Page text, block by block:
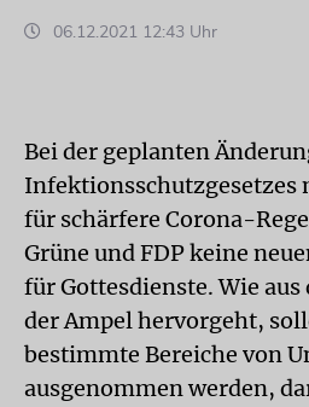
06.12.2021 12:43 Uhr
Bei der geplanten
für schärfere Corona-
Grüne und FDP keine
für Gottesdienste. Wie
der Ampel hervorgeht,
bestimmte Bereiche von
ausgenommen werden,